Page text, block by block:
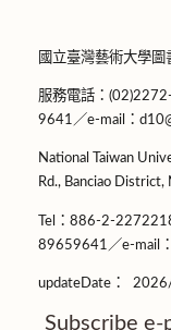
國立臺灣藝術大學
服務電話：
9641／e-mail：
National Taiwan
Rd., Banciao District,
Tel：886-2-
89659641／e-mail
updateDate：
Subscribe e-